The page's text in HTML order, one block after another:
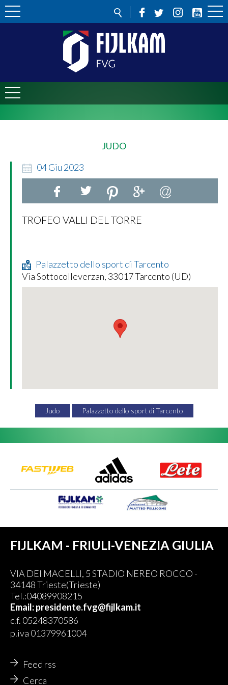
JUDO
04Giu 2023
TROFEO VALLI DEL TORRE
Palazzetto dello sport di Tarcento
Via Sottocolleverzan, 33017 Tarcento (UD)
Judo Palazzetto dello sport di Tarcento
FIJLKAM - FRIULI-VENEZIA GIULIA
VIA DEI MACELLI, 5 STADIO NEREO ROCCO -
34148 Trieste(Trieste)
Tel.:04089908215
Email: presidente.fvg@fijlkam.it
c.f. 05248370586
p.iva 01379961004
Feed rss
Cerca